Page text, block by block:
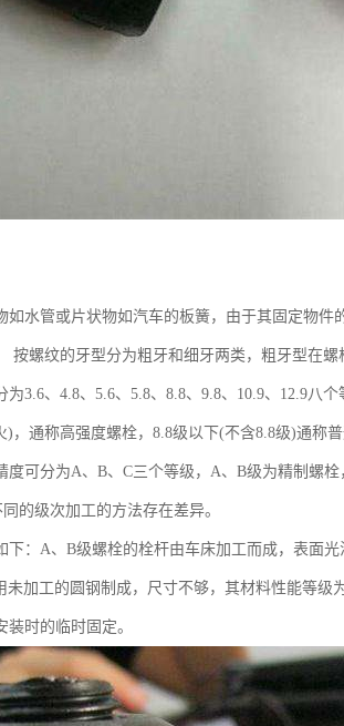
如水管或片状物如汽车的板簧，由于其固定物
按螺纹的牙型分为粗牙和细牙两类，粗牙型在螺
为3.6、4.8、5.6、5.8、8.8、9.8、10.9、12.9八
，通称高强度螺栓，8.8级以下(不含8.8级)通称普
度可分为A、B、C三个等级，A、B级为精制螺
的级次加工的方法存在差异。
下：A、B级螺栓的栓杆由车床加工而成，表面
未加工的圆钢制成，尺寸不够，其材料性能等级
时的临时固定。